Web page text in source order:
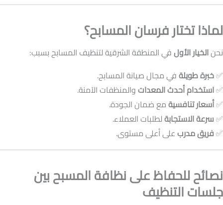
لماذا تختار فرسان المسابح؟
نحنالخيار الأولفي المنطقة الشرقية لتنظيف المسابح بسبب:
✅خبرة طويلةفي مجال صيانة المسابح.
✅استخدام أحدث المعداتوالمنظفات الآمنة.
✅أسعار تنافسيةمع ضمان الجودة.
✅سرعة الاستجابةلطلبات العملاء.
✅فريق مدربعلى أعلى مستوى.
نصائح للحفاظ على نظافة المسبح بين
جلسات التنظيف